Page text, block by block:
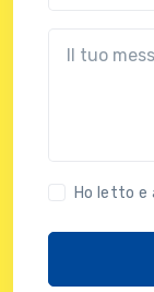
Ho letto